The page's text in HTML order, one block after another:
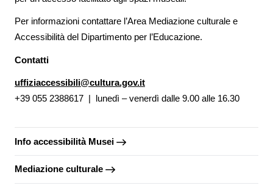
Per informazioni contattare l’Area Mediazione culturale e
Accessibilità del Dipartimento per l’Educazione.
Contatti
uffiziaccessibili@cultura.gov.it
+39 055 2388617 | lunedì – venerdì dalle 9.00 alle 16.30
Info accessibilità Musei
Mediazione culturale